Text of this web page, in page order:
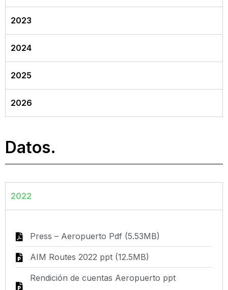
2023
2024
2025
2026
Datos.
2022
Press – Aeropuerto Pdf (5.53MB)
AIM Routes 2022 ppt (12.5MB)
Rendición de cuentas Aeropuerto ppt